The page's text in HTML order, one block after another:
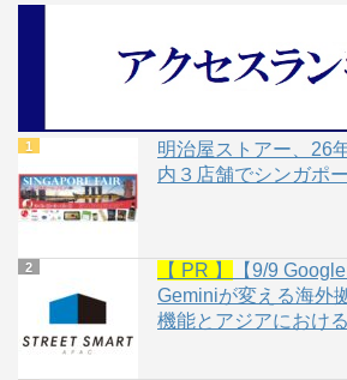
明治屋ストアー、26
内３店舗でシンガポ
【 PR 】
【9/9
Geminiが変える海外
機能とアジアにおけ